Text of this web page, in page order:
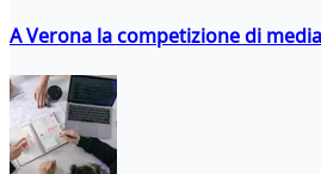
A Verona la competizione di